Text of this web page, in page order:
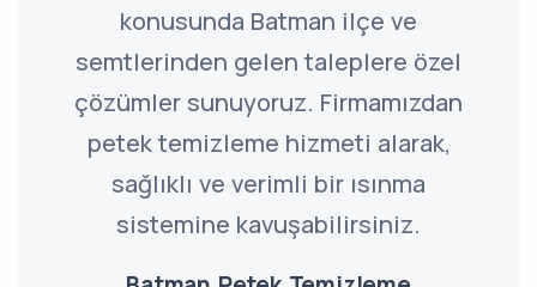
konusunda Batman ilçe ve
semtlerinden gelen taleplere özel
çözümler sunuyoruz. Firmamızdan
petek temizleme hizmeti alarak,
sağlıklı ve verimli bir ısınma
sistemine kavuşabilirsiniz.